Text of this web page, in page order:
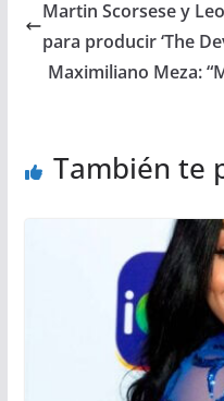
Martin Scorsese y
para producir ‘The
Maximiliano Meza:
También te